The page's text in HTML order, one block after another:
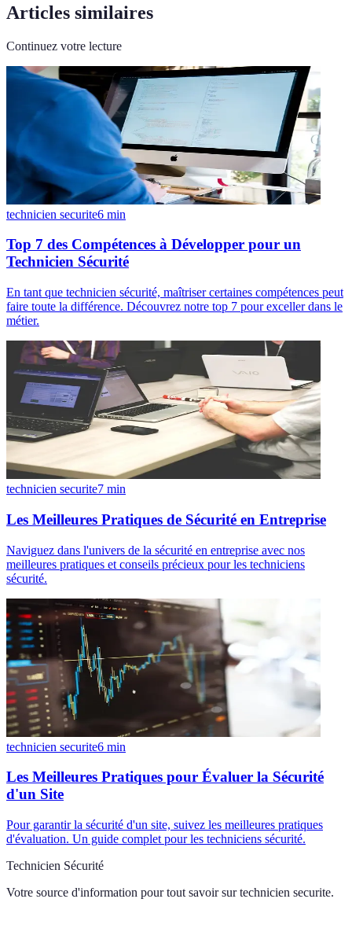
Articles similaires
Continuez votre lecture
technicien securite6 min
Top 7 des Compétences à Développer pour un
Technicien Sécurité
En tant que technicien sécurité, maîtriser certaines compétences peut
faire toute la différence. Découvrez notre top 7 pour exceller dans le
métier.
technicien securite7 min
Les Meilleures Pratiques de Sécurité en Entreprise
Naviguez dans l'univers de la sécurité en entreprise avec nos
meilleures pratiques et conseils précieux pour les techniciens
sécurité.
technicien securite6 min
Les Meilleures Pratiques pour Évaluer la Sécurité
d'un Site
Pour garantir la sécurité d'un site, suivez les meilleures pratiques
d'évaluation. Un guide complet pour les techniciens sécurité.
Technicien Sécurité
Votre source d'information pour tout savoir sur technicien securite.